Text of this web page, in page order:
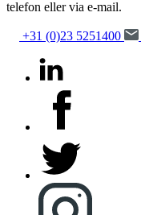
telefon eller via e-mail.
+31 (0)23 5251400